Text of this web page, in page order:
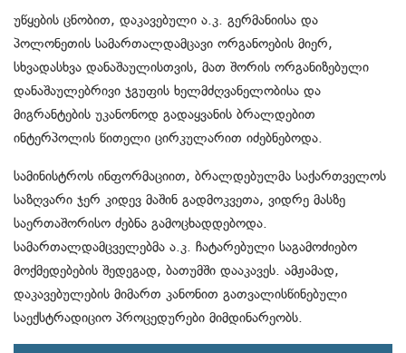
უწყების ცნობით, დაკავებული ა.კ. გერმანიისა და
პოლონეთის სამართალდამცავი ორგანოების მიერ,
სხვადასხვა დანაშაულისთვის, მათ შორის ორგანიზებული
დანაშაულებრივი ჯგუფის ხელმძღვანელობისა და
მიგრანტების უკანონოდ გადაყვანის ბრალდებით
ინტერპოლის წითელი ცირკულარით იძებნებოდა.
სამინისტროს ინფორმაციით, ბრალდებულმა საქართველოს
საზღვარი ჯერ კიდევ მაშინ გადმოკვეთა, ვიდრე მასზე
საერთაშორისო ძებნა გამოცხადდებოდა.
სამართალდამცველებმა ა.კ. ჩატარებული საგამოძიებო
მოქმედებების შედეგად, ბათუმში დააკავეს. ამჟამად,
დაკავებულების მიმართ კანონით გათვალისწინებული
საექსტრადიციო პროცედურები მიმდინარეობს.